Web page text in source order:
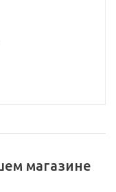
магазине